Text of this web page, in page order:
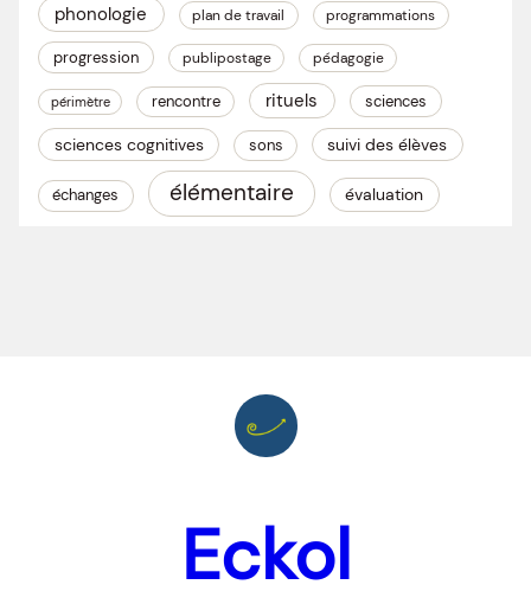
phonologie plan de travail programmations
progression publipostage pédagogie
périmètre rencontre rituels sciences
sciences cognitives sons suivi des élèves
échanges élémentaire évaluation
Eckol